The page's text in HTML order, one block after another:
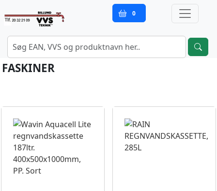
0
FASKINER